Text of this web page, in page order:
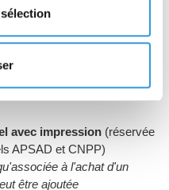
acheté(s) et aux
paraissant pendant la durée
ligne.
avec impression (réservée
APSAD et CNPP)
à l'achat d'un
être ajoutée